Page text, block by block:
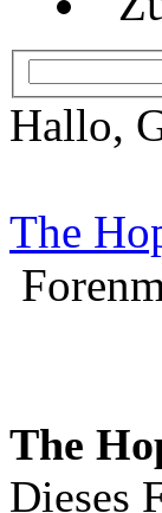
Hallo,
The
The
Dieses